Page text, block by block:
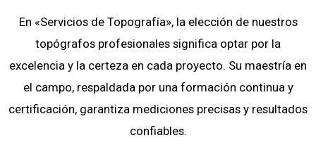
En «Servicios de Topografía», la elección de nuestros
topógrafos profesionales significa optar por la
excelencia y la certeza en cada proyecto. Su maestría en
el campo, respaldada por una formación continua y
certificación, garantiza mediciones precisas y resultados
confiables.